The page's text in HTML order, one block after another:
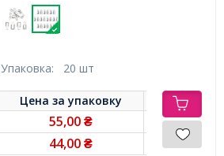
Упаковка: 20 шт
Цена заупаковку
55,00₴
44,00₴